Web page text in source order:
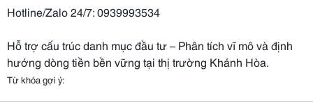
Hotline/Zalo 24/7: 0939993534
Hỗ trợ cấu trúc danh mục đầu tư – Phân tích vĩ mô và định
hướng dòng tiền bền vững tại thị trường Khánh Hòa.
Từ khóa gợi ý: